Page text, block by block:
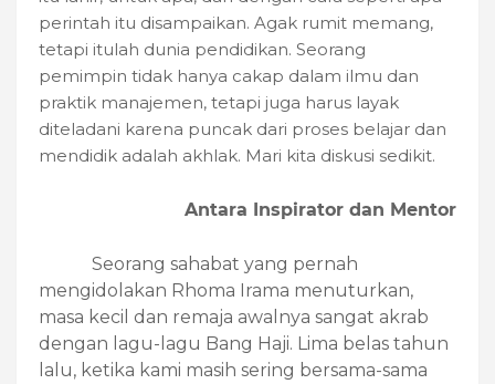
perintah itu disampaikan. Agak rumit memang,
tetapi itulah dunia pendidikan. Seorang
pemimpin tidak hanya cakap dalam ilmu dan
praktik manajemen, tetapi juga harus layak
diteladani karena puncak dari proses belajar dan
mendidik adalah akhlak. Mari kita diskusi sedikit.
Antara Inspirator dan Mentor
Seorang sahabat yang pernah
mengidolakan Rhoma Irama menuturkan,
masa kecil dan remaja awalnya sangat akrab
dengan lagu-lagu Bang Haji. Lima belas tahun
lalu, ketika kami masih sering bersama-sama